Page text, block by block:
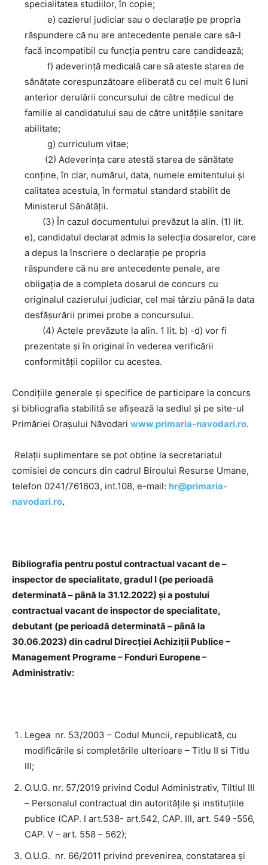
specialitatea studiilor, în copie;
e) cazierul judiciar sau o declaraţie pe propria
răspundere că nu are antecedente penale care să-l
facă incompatibil cu funcţia pentru care candidează;
f) adeverinţă medicală care să ateste starea de
sănătate corespunzătoare eliberată cu cel mult 6 luni
anterior derulării concursului de către medicul de
familie al candidatului sau de către unităţile sanitare
abilitate;
g) curriculum vitae;
(2) Adeverinţa care atestă starea de sănătate
conţine, în clar, numărul, data, numele emitentului şi
calitatea acestuia, în formatul standard stabilit de
Ministerul Sănătăţii.
(3) În cazul documentului prevăzut la alin. (1) lit.
e), candidatul declarat admis la selecţia dosarelor, care
a depus la înscriere o declaraţie pe propria
răspundere că nu are antecedente penale, are
obligaţia de a completa dosarul de concurs cu
originalul cazierului judiciar, cel mai târziu până la data
desfăşurării primei probe a concursului.
(4) Actele prevăzute la alin. 1 lit. b) -d) vor fi
prezentate şi în original în vederea verificării
conformităţii copiilor cu acestea.
Condițiile generale și specifice de participare la concurs
și bibliografia stabilită se afișează la sediul și pe site-ul
Primăriei Orașului Năvodari www.primaria-navodari.ro.
Relații suplimentare se pot obține la secretariatul
comisiei de concurs din cadrul Biroului Resurse Umane,
telefon 0241/761603, int.108, e-mail: hr@primaria-
navodari.ro.
Bibliografia pentru postul contractual vacant de –
inspector de specialitate, gradul I (pe perioadă
determinată – până la 31.12.2022) și a postului
contractual vacant de inspector de specialitate,
debutant (pe perioadă determinată – până la
30.06.2023) din cadrul Direcției Achiziții Publice –
Management Programe – Fonduri Europene –
Administrativ:
Legea nr. 53/2003 – Codul Muncii, republicată, cu
modificările si completările ulterioare – Titlu II si Titlu
III;
O.U.G. nr. 57/2019 privind Codul Administrativ, Tiltlul III
– Personalul contractual din autoritățile și instituțiile
publice (CAP. I art.538- art.542, CAP. III, art. 549 -556,
CAP. V – art. 558 – 562);
O.U.G. nr. 66/2011 privind prevenirea, constatarea și